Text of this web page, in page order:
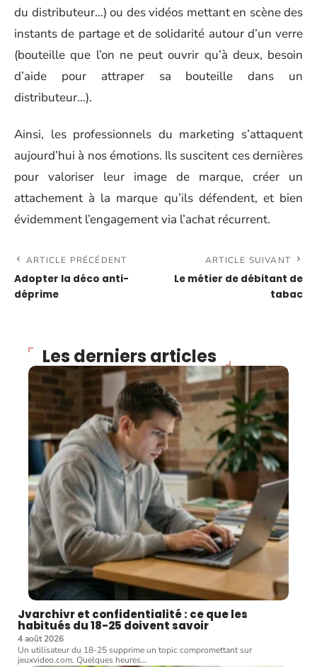
du distributeur…) ou des vidéos mettant en scène des
instants de partage et de solidarité autour d’un verre
(bouteille que l’on ne peut ouvrir qu’à deux, besoin
d’aide pour attraper sa bouteille dans un
distributeur…).
Ainsi, les professionnels du marketing s’attaquent
aujourd’hui à nos émotions. Ils suscitent ces dernières
pour valoriser leur image de marque, créer un
attachement à la marque qu’ils défendent, et bien
évidemment l’engagement via l’achat récurrent.
ARTICLE PRÉCÉDENT
Adopter la déco anti-
déprime
ARTICLE SUIVANT
Le métier de débitant de
tabac
Les derniers articles
Jvarchivr et confidentialité : ce que les
habitués du 18-25 doivent savoir
4 août 2026
Un utilisateur du 18-25 supprime un topic compromettant sur
jeuxvideo.com. Quelques heures…